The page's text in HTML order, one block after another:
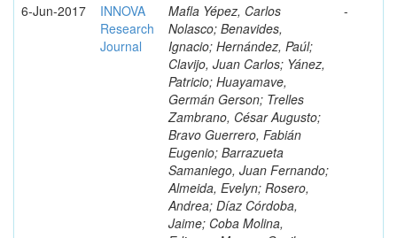
6-Jun-2017
INNOVA
Research
Journal
Mafla Yépez, Carlos
Nolasco; Benavides,
Ignacio; Hernández, Paúl;
Clavijo, Juan Carlos; Yánez,
Patricio; Huayamave,
Germán Gerson; Trelles
Zambrano, César Augusto;
Bravo Guerrero, Fabián
Eugenio; Barrazueta
Samaniego, Juan Fernando;
Almeida, Evelyn; Rosero,
Andrea; Díaz Córdoba,
Jaime; Coba Molina,
-